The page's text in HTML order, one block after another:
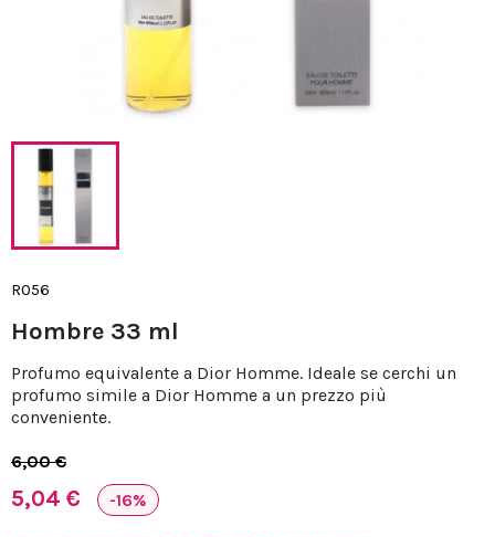
R056
Hombre 33 ml
Profumo equivalente a Dior Homme. Ideale se cerchi un
profumo simile a Dior Homme a un prezzo più
conveniente.
6,00 €
5,04 € -16%